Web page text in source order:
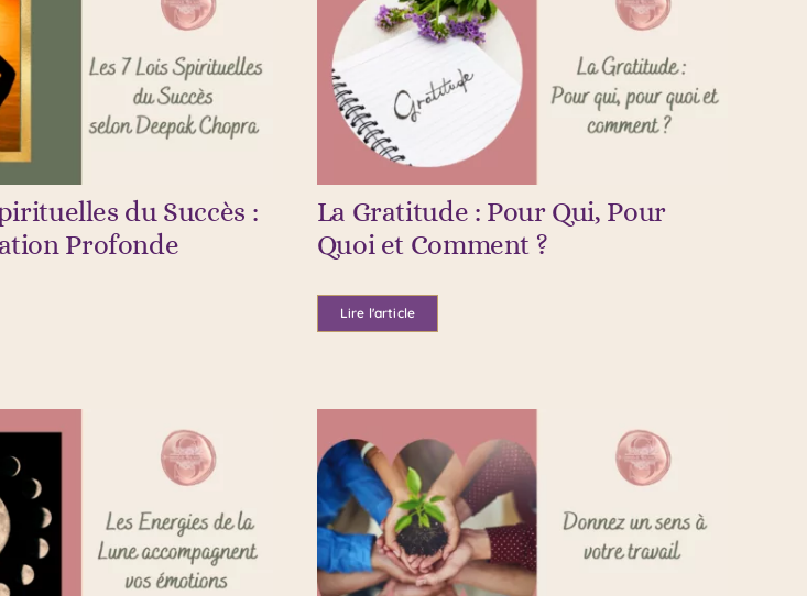
du Succès :
Profonde
La Gratitude : Pour Qui, Pour
Quoi et Comment ?
Lire l'article